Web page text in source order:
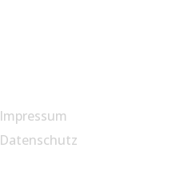
Impressum
Datenschutz